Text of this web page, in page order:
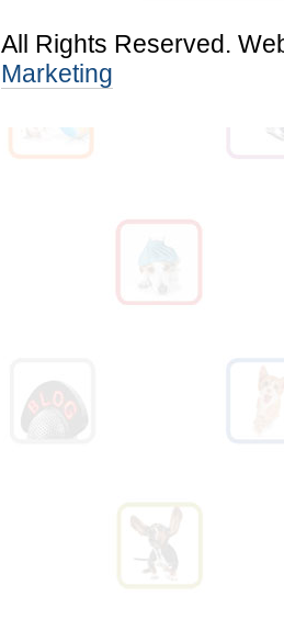
All Rights Reserved.
Marketing